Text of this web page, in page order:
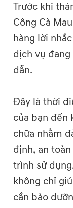
Trước khi
Công Cà
hàng lời
dịch vụ
dẫn.
Đây là thời
của bạn đến
chữa nhằm
định, an
trình sử
không chỉ
cần bảo